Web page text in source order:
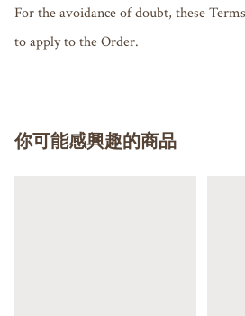
For the avoidance of doubt, these
你可能感興趣的商品